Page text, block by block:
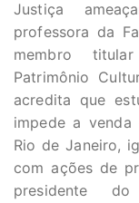
Justiça
professora da
membro
Patrimônio
acredita que
impede a venda
Rio de Janeiro,
com ações de
presidente